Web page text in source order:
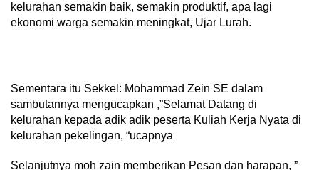
kelurahan semakin baik, semakin produktif, apa lagi
ekonomi warga semakin meningkat, Ujar Lurah.
Sementara itu Sekkel: Mohammad Zein SE dalam
sambutannya mengucapkan ,”Selamat Datang di
kelurahan kepada adik adik peserta Kuliah Kerja Nyata di
kelurahan pekelingan, “ucapnya
Selanjutnya moh zain memberikan Pesan dan harapan, ”